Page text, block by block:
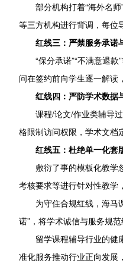
部分机构打着“海外名
等三方机构进行背调，每位
红线三：严禁服务承诺
“保分承诺”“不满意退
问在签约前向学生逐一解读
红线四：严防学术数据
课程/论文/作业类辅导
格限制访问权限，学术文档
红线五：杜绝单一化套
敷衍了事的模板化教学
考核要求等进行针对性教学
为守住合规红线，海马
诺”，将学术诚信与服务规
留学课程辅导行业的健
准化服务推动行业正向发展